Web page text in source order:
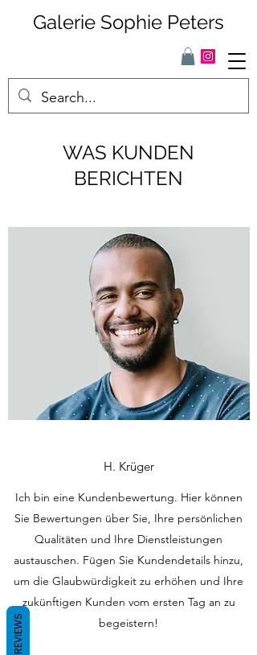
Galerie Sophie Peters
WAS KUNDEN
BERICHTEN
H. Krüger
Ich bin eine Kundenbewertung. Hier können
Sie Bewertungen über Sie, Ihre persönlichen
Qualitäten und Ihre Dienstleistungen
austauschen. Fügen Sie Kundendetails hinzu,
um die Glaubwürdigkeit zu erhöhen und Ihre
zukünftigen Kunden vom ersten Tag an zu
begeistern!
REVIEWS